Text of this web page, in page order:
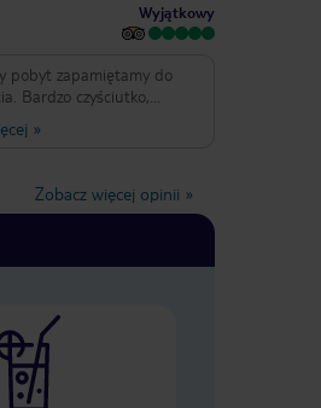
Wyjątkowy
pobyt zapamiętamy do
Bardzo czyściutko,
a w szczególności
basenie. Wielkie serce dla
dobrze zapamiętałam
Naprawdę przykładali się do
Nie ma się do czego
»
Zobacz więcej opinii »